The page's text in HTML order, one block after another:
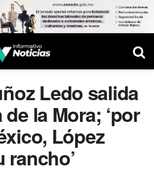
Ledo salida
la Mora; ‘por
López
rancho’